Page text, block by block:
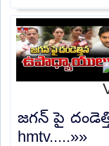
జగన్ పై
hmtv.....»»